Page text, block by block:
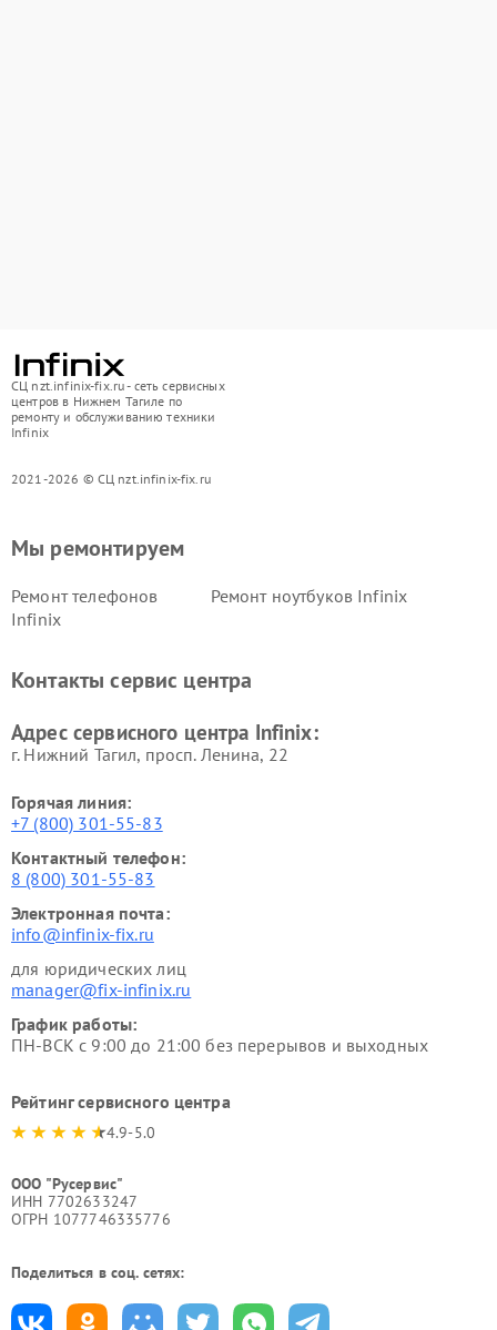
СЦ nzt.infinix-fix.ru - сеть сервисных
центров в Нижнем Тагиле по
ремонту и обслуживанию техники
Infinix
2021-2026 © СЦ nzt.infinix-fix.ru
Мы ремонтируем
Ремонт телефонов
Infinix
Ремонт ноутбуков Infinix
Контакты сервис центра
Адрес сервисного центра Infinix:
г. Нижний Тагил, просп. Ленина, 22
Горячая линия:
+7 (800) 301-55-83
Контактный телефон:
8 (800) 301-55-83
Электронная почта:
info@infinix-fix.ru
для юридических лиц
manager@fix-infinix.ru
График работы:
ПН-ВСК с 9:00 до 21:00 без перерывов и выходных
Рейтинг сервисного центра
4.9-5.0
ООО "Русервис"
ИНН 7702633247
ОГРН 1077746335776
Поделиться в соц. сетях: